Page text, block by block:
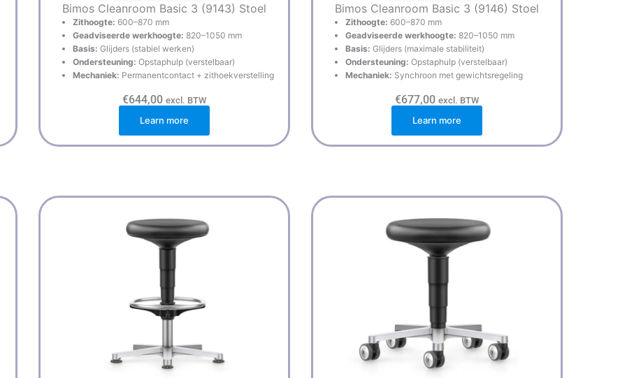
Bimos Cleanroom Basic 3 (9143) Stoel
Zithoogte: 600–870 mm
Geadviseerde werkhoogte: 820–1050 mm
Basis: Glijders (stabiel werken)
Ondersteuning: Opstaphulp (verstelbaar)
Mechaniek: Permanentcontact + zithoekverstelling
€644,00 excl. BTW
Learn more
Bimos Cleanroom Basic 3 (9146) Stoel
Zithoogte: 600–870 mm
Geadviseerde werkhoogte: 820–1050 mm
Basis: Glijders (maximale stabiliteit)
Ondersteuning: Opstaphulp (verstelbaar)
Mechaniek: Synchroon met gewichtsregeling
€677,00 excl. BTW
Learn more